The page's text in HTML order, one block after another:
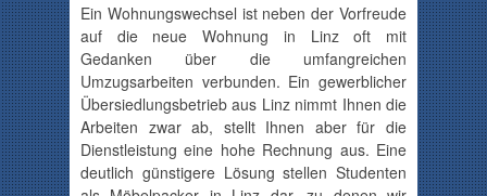
Ein Wohnungswechsel ist neben der Vorfreude
auf die neue Wohnung in Linz oft mit
Gedanken über die umfangreichen
Umzugsarbeiten verbunden. Ein gewerblicher
Übersiedlungsbetrieb aus Linz nimmt Ihnen die
Arbeiten zwar ab, stellt Ihnen aber für die
Dienstleistung eine hohe Rechnung aus. Eine
deutlich günstigere Lösung stellen Studenten